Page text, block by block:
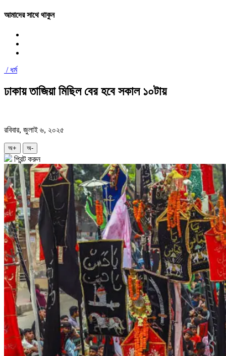
আমাদের সাথে থাকুন
/ ধর্ম
ঢাকায় তাজিয়া মিছিল বের হবে সকাল ১০টায়
রবিবার, জুলাই ৬, ২০২৫
অ+ অ-
প্রিন্ট করুন